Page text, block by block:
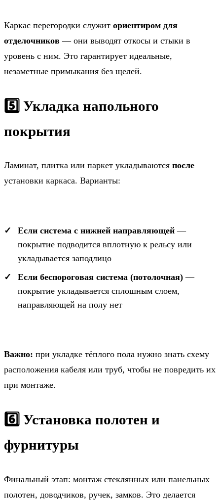
Каркас перегородки служит ориентиром для
отделочников — они выводят откосы и стыки в
уровень с ним. Это гарантирует идеальные,
незаметные примыкания без щелей.
5️⃣ Укладка напольного
покрытия
Ламинат, плитка или паркет укладываются после
установки каркаса. Варианты:
Если система с нижней направляющей —
покрытие подводится вплотную к рельсу или
укладывается заподлицо
Если беспороговая система (потолочная) —
покрытие укладывается сплошным слоем,
направляющей на полу нет
Важно: при укладке тёплого пола нужно знать схему
расположения кабеля или труб, чтобы не повредить их
при монтаже.
6️⃣ Установка полотен и
фурнитуры
Финальный этап: монтаж стеклянных или панельных
полотен, доводчиков, ручек, замков. Это делается